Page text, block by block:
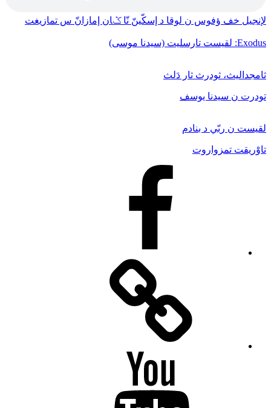
لإنجيل خف ﺅفوس ن لوقا د إسكّينّ نّا ݣان إمازانّ س تمازيغت
Exodus: لقيست تارسليت (سيدنا موسى)
ثامجداليث، ثودرث ثار دَلث
تودرت ن سيدنا يوسف
لقيست ن ربّي د بنادم
تاوْريقت تمزواروت